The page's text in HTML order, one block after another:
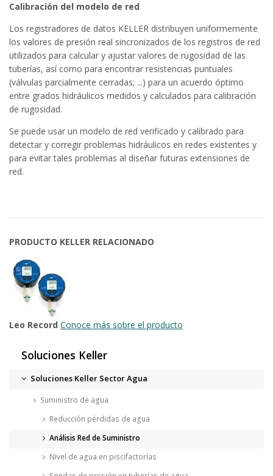
Soluciones Keller
Soluciones Keller Sector Agua
Suministro de agua
Reducción pérdidas de agua
Análisis Red de Suministro
Nivel de agua en piscifactorías
Calibración del modelo de red
Los registradores de datos KELLER distribuyen uniformemente
los valores de presión real sincronizados de los registros de red
utilizados para calcular y ajustar valores de rugosidad de las
tuberías, así como para encontrar resistencias puntuales
(válvulas parcialmente cerradas; ...) para un acuerdo óptimo
entre grados hidráulicos medidos y calculados para calibración
de rugosidad.
Se puede usar un modelo de red verificado y calibrado para
detectar y corregir problemas hidráulicos en redes existentes y
para evitar tales problemas al diseñar futuras extensiones de
red.
PRODUCTO KELLER RELACIONADO
Leo Record Conoce más sobre el producto